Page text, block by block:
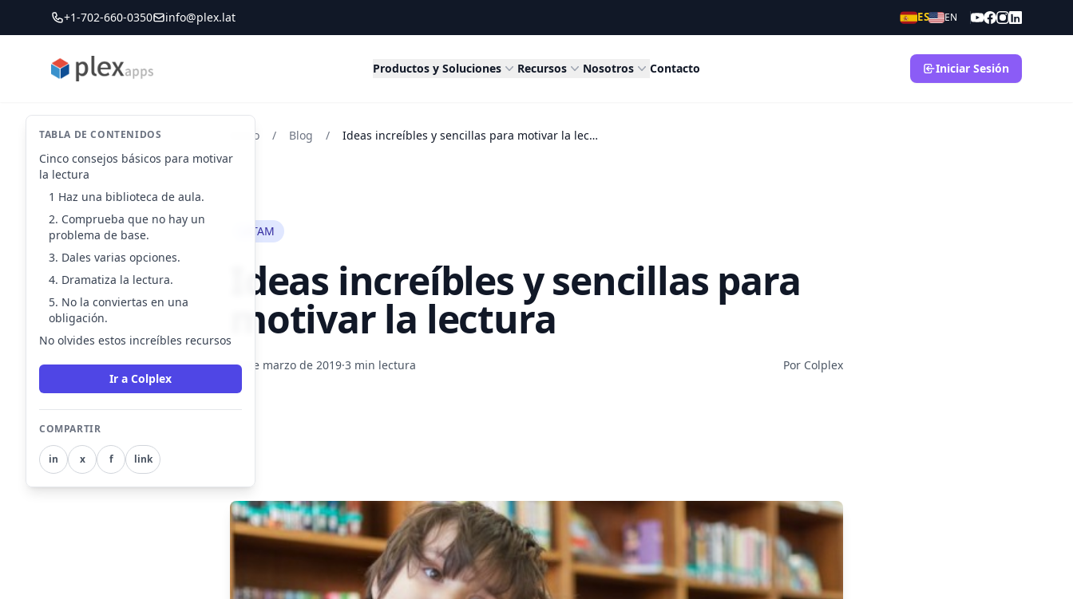
+1-702-660-0350 info@plex.lat ES EN
PLEXapps Productos y Soluciones Recursos Nosotros Contacto Iniciar Sesión
Inicio / Blog / Ideas increíbles y sencillas para motivar la lectura
LATAM
Ideas increíbles y sencillas para
motivar la lectura
20 de marzo de 2019·3 min lectura Por Colplex
TABLA DE CONTENIDOS
Cinco consejos básicos para motivar
la lectura
1 Haz una biblioteca de aula.
2. Comprueba que no hay un
problema de base.
3. Dales varias opciones.
4. Dramatiza la lectura.
5. No la conviertas en una
obligación.
No olvides estos increíbles recursos
Ir a Colplex
COMPARTIR
in x f link